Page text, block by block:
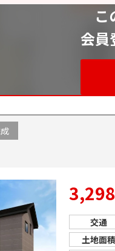
こ
会員
3,298
交通
土地面積